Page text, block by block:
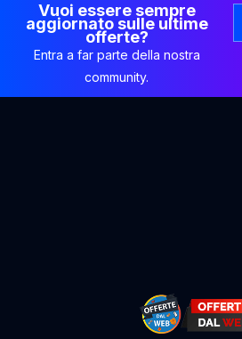
Vuoi essere sempre
aggiornato sulle ultime
offerte?
Entra a far parte della nostra
community.